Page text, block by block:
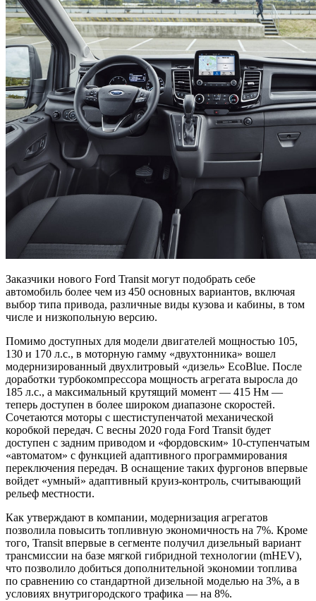
Заказчики нового Ford Transit могут подобрать себе
автомобиль более чем из 450 основных вариантов, включая
выбор типа привода, различные виды кузова и кабины, в том
числе и низкопольную версию.
Помимо доступных для модели двигателей мощностью 105,
130 и 170 л.с., в моторную гамму «двухтонника» вошел
модернизированный двухлитровый «дизель» EcoBlue. После
доработки турбокомпрессора мощность агрегата выросла до
185 л.с., а максимальный крутящий момент — 415 Нм —
теперь доступен в более широком диапазоне скоростей.
Сочетаются моторы с шестиступенчатой механической
коробкой передач. С весны 2020 года Ford Transit будет
доступен с задним приводом и «фордовским» 10-ступенчатым
«автоматом» с функцией адаптивного программирования
переключения передач. В оснащение таких фургонов впервые
войдет «умный» адаптивный круиз-контроль, считывающий
рельеф местности.
Как утверждают в компании, модернизация агрегатов
позволила повысить топливную экономичность на 7%. Кроме
того, Transit впервые в сегменте получил дизельный вариант
трансмиссии на базе мягкой гибридной технологии (mHEV),
что позволило добиться дополнительной экономии топлива
по сравнению со стандартной дизельной моделью на 3%, а в
условиях внутригородского трафика — на 8%.